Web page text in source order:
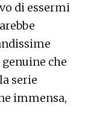
di essermi
che
serie
immensa,